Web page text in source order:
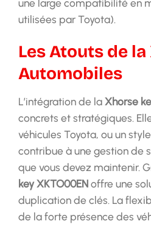
utilisées par Toyota).
Les Atouts de
Automobiles
L’intégration de laXhorse
concrets et stratégiques.
véhicules Toyota, ou un
contribue à une gestion de
que vous devez maintenir.
key XKTO00ENoffre une
duplication de clés. La
de la forte présence des